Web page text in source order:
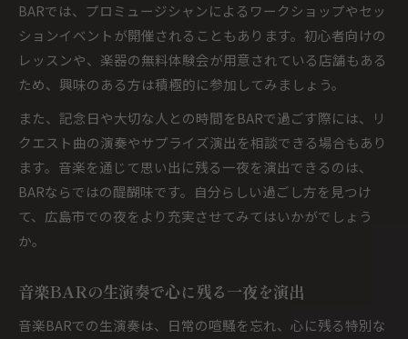
BARでは、プロミュージシャンによるワークショップやセッ
ションイベントが開催されることもあります。初心者向けの
レッスンや、楽器の無料体験会が用意されている店舗もある
ため、興味のある方は積極的に参加してみましょう。
また、記念日や大切な人との時間をBARで過ごす際には、リ
クエスト曲の演奏やサプライズ演出を相談できる場合もあり
ます。音楽を通じて思い出に残る一夜を演出できるのは、
BARならではの醍醐味です。自分らしい過ごし方を見つけ
て、広島市での夜をより充実させてみてはいかがでしょう
か。
音楽BARの生演奏で心に残る一夜を演出
音楽BARでの生演奏は、日常の喧騒を忘れ、心に残る特別な